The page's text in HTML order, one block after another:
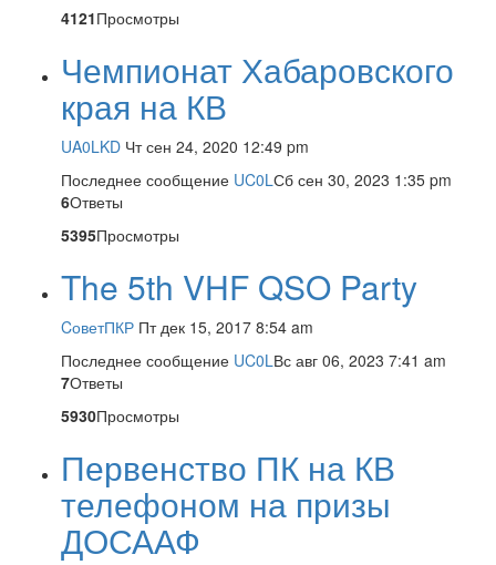
4121Просмотры
Чемпионат Хабаровского
края на КВ
UA0LKD Чт сен 24, 2020 12:49 pm
Последнее сообщение UC0LСб сен 30, 2023 1:35 pm
6Ответы
5395Просмотры
The 5th VHF QSO Party
CоветПКР Пт дек 15, 2017 8:54 am
Последнее сообщение UC0LВс авг 06, 2023 7:41 am
7Ответы
5930Просмотры
Первенство ПК на КВ
телефоном на призы
ДОСААФ